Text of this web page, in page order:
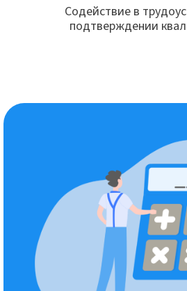
Содействие в
подтверждении